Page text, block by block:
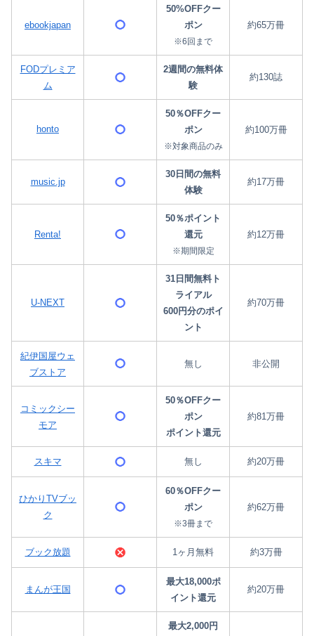
ebookjapan
50%OFFクー
ポン
※6回まで
約65万冊
FODプレミア
ム
2週間の無料体
験
約130誌
honto
50％OFFクー
ポン
※対象商品のみ
約100万冊
music.jp
30日間の無料
体験
約17万冊
Renta!
50％ポイント
還元
※期間限定
約12万冊
U-NEXT
31日間無料ト
ライアル
600円分のポイ
ント
約70万冊
紀伊国屋ウェ
ブストア
無し 非公開
コミックシー
モア
50％OFFクー
ポン
ポイント還元
約81万冊
スキマ 無し 約20万冊
ひかりTVブッ
ク
60％OFFクー
ポン
※3冊まで
約62万冊
ブック放題 1ヶ月無料 約3万冊
まんが王国
最大18,000ポ
イント還元
約20万冊
最大2,000円